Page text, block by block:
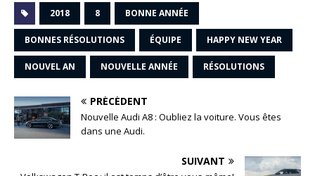
2018 8 BONNE ANNÉE
BONNES RÉSOLUTIONS ÉQUIPE HAPPY NEW YEAR
NOUVEL AN NOUVELLE ANNÉE RÉSOLUTIONS
PRÉCÉDENT
Nouvelle Audi A8 : Oubliez la voiture. Vous êtes
dans une Audi.
SUIVANT